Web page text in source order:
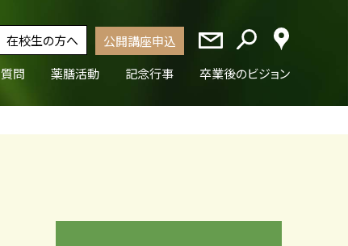
在校生の方へ
公開講座申込
問 薬膳活動 記念行事 卒業後のビジョン